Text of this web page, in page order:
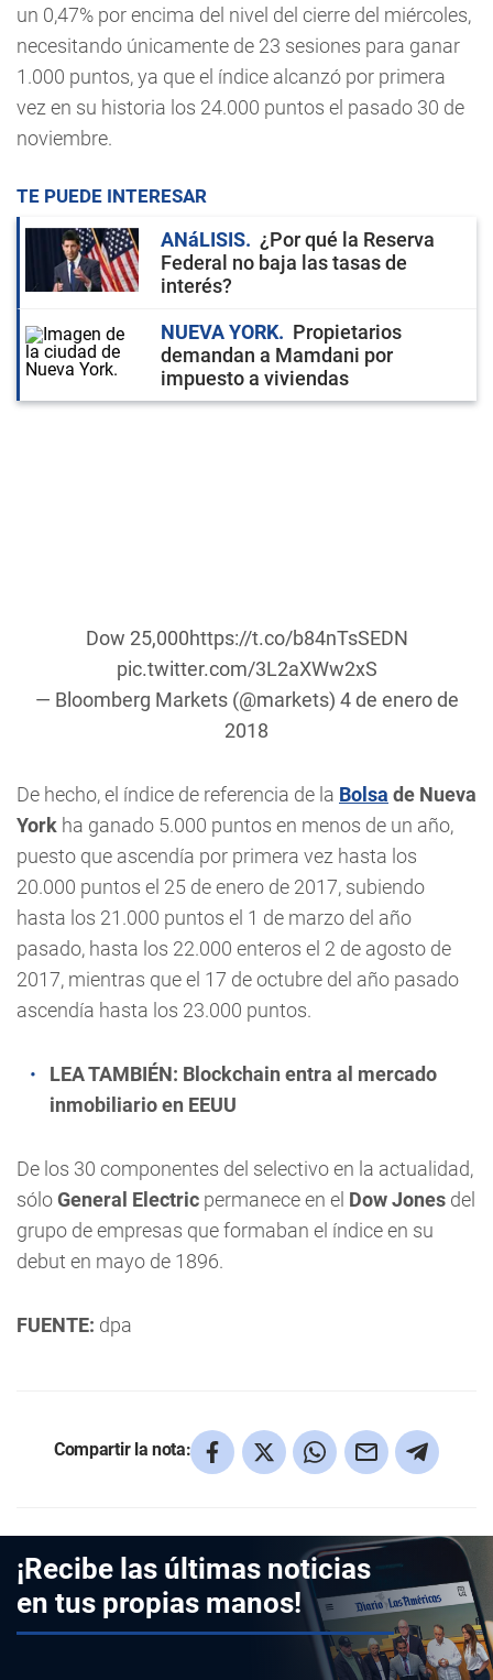
un 0,47% por encima del nivel del cierre del miércoles,
necesitando únicamente de 23 sesiones para ganar
1.000 puntos, ya que el índice alcanzó por primera
vez en su historia los 24.000 puntos el pasado 30 de
noviembre.
TE PUEDE INTERESAR
ANáLISIS
¿Por qué la Reserva
Federal no baja las tasas de
interés?
NUEVA YORK
Propietarios
demandan a Mamdani por
impuesto a viviendas
Dow 25,000https://t.co/b84nTsSEDN
pic.twitter.com/3L2aXWw2xS
— Bloomberg Markets (@markets) 4 de enero de
2018
De hecho, el índice de referencia de la Bolsa de Nueva
York ha ganado 5.000 puntos en menos de un año,
puesto que ascendía por primera vez hasta los
20.000 puntos el 25 de enero de 2017, subiendo
hasta los 21.000 puntos el 1 de marzo del año
pasado, hasta los 22.000 enteros el 2 de agosto de
2017, mientras que el 17 de octubre del año pasado
ascendía hasta los 23.000 puntos.
LEA TAMBIÉN: Blockchain entra al mercado
inmobiliario en EEUU
De los 30 componentes del selectivo en la actualidad,
sóloGeneral Electric permanece en el Dow Jones del
grupo de empresas que formaban el índice en su
debut en mayo de 1896.
FUENTE: dpa
Compartir la nota:
¡Recibe las últimas noticias
en tus propias manos!